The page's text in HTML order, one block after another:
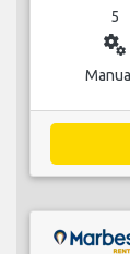
5
miscellaneous_services